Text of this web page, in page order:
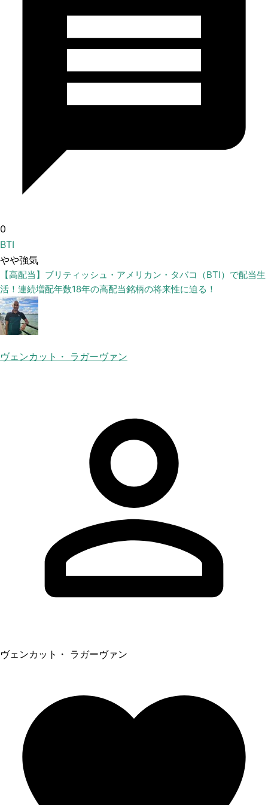
0
BTI
やや強気
【高配当】ブリティッシュ・アメリカン・タバコ（BTI）で配当生
活！連続増配年数18年の高配当銘柄の将来性に迫る！
ヴェンカット・ ラガーヴァン
ヴェンカット・ ラガーヴァン